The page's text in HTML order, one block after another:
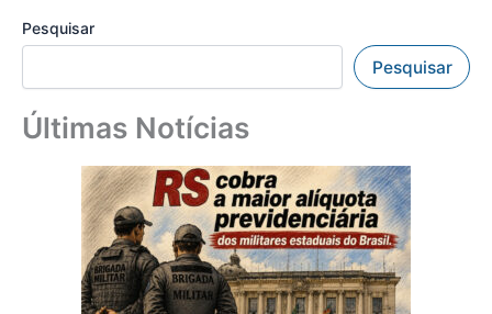
Pesquisar
Pesquisar
Últimas Notícias